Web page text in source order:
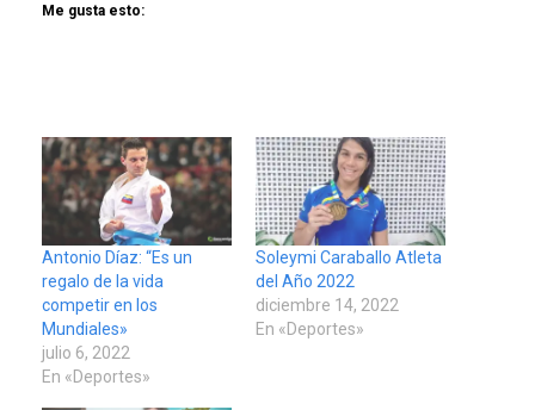
Me gusta esto:
Antonio Díaz: “Es un
regalo de la vida
competir en los
Mundiales»
julio 6, 2022
En «Deportes»
Soleymi Caraballo Atleta
del Año 2022
diciembre 14, 2022
En «Deportes»